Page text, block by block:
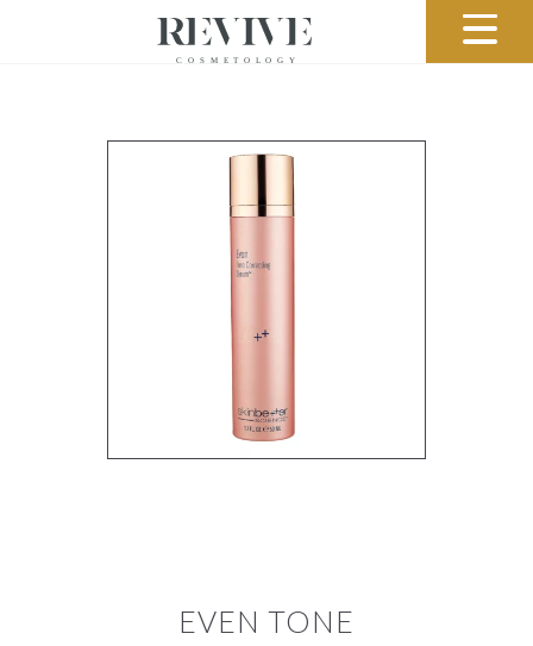
EVEN TONE
Wysłanie wypełnionego formularza, nie
gwarantuje jeszcze wizyty.
potwierdzenia